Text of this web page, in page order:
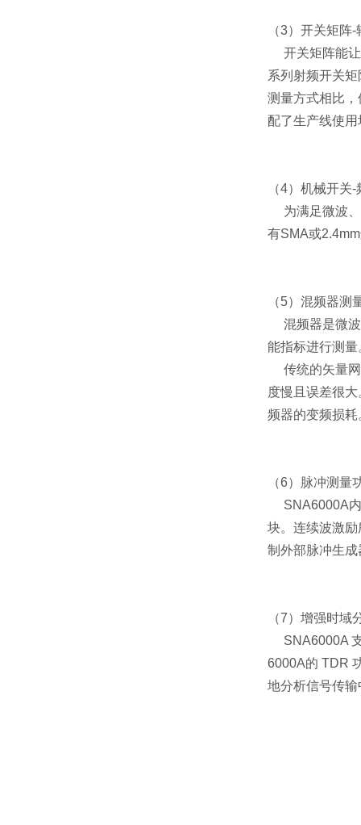
（3）开关矩阵-
开关矩阵能
系列射频开关
测量方式相比
配了生产线使
（4）机械开关-
为满足微波
有SMA或
（5）混频器测
混频器是微
能指标进行测量
传统的矢量
度慢且误差很大
频器的变频损耗
（6）
脉冲测量
SNA6000A
块。连续波激
制外部脉冲生
（7）增强时域
SNA6000A
6000A的 TDR
地分析信号传